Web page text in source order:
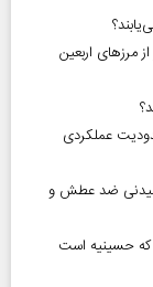
نفر با محدودیت عملکردی
ضد عطش و
که حسینیه است